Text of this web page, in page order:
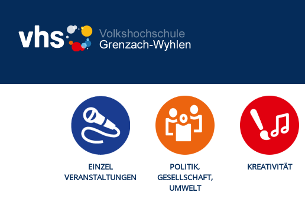
EINZEL
VERANSTALTUNGEN
POLITIK,
GESELLSCHAFT,
UMWELT
KREATIVITÄT